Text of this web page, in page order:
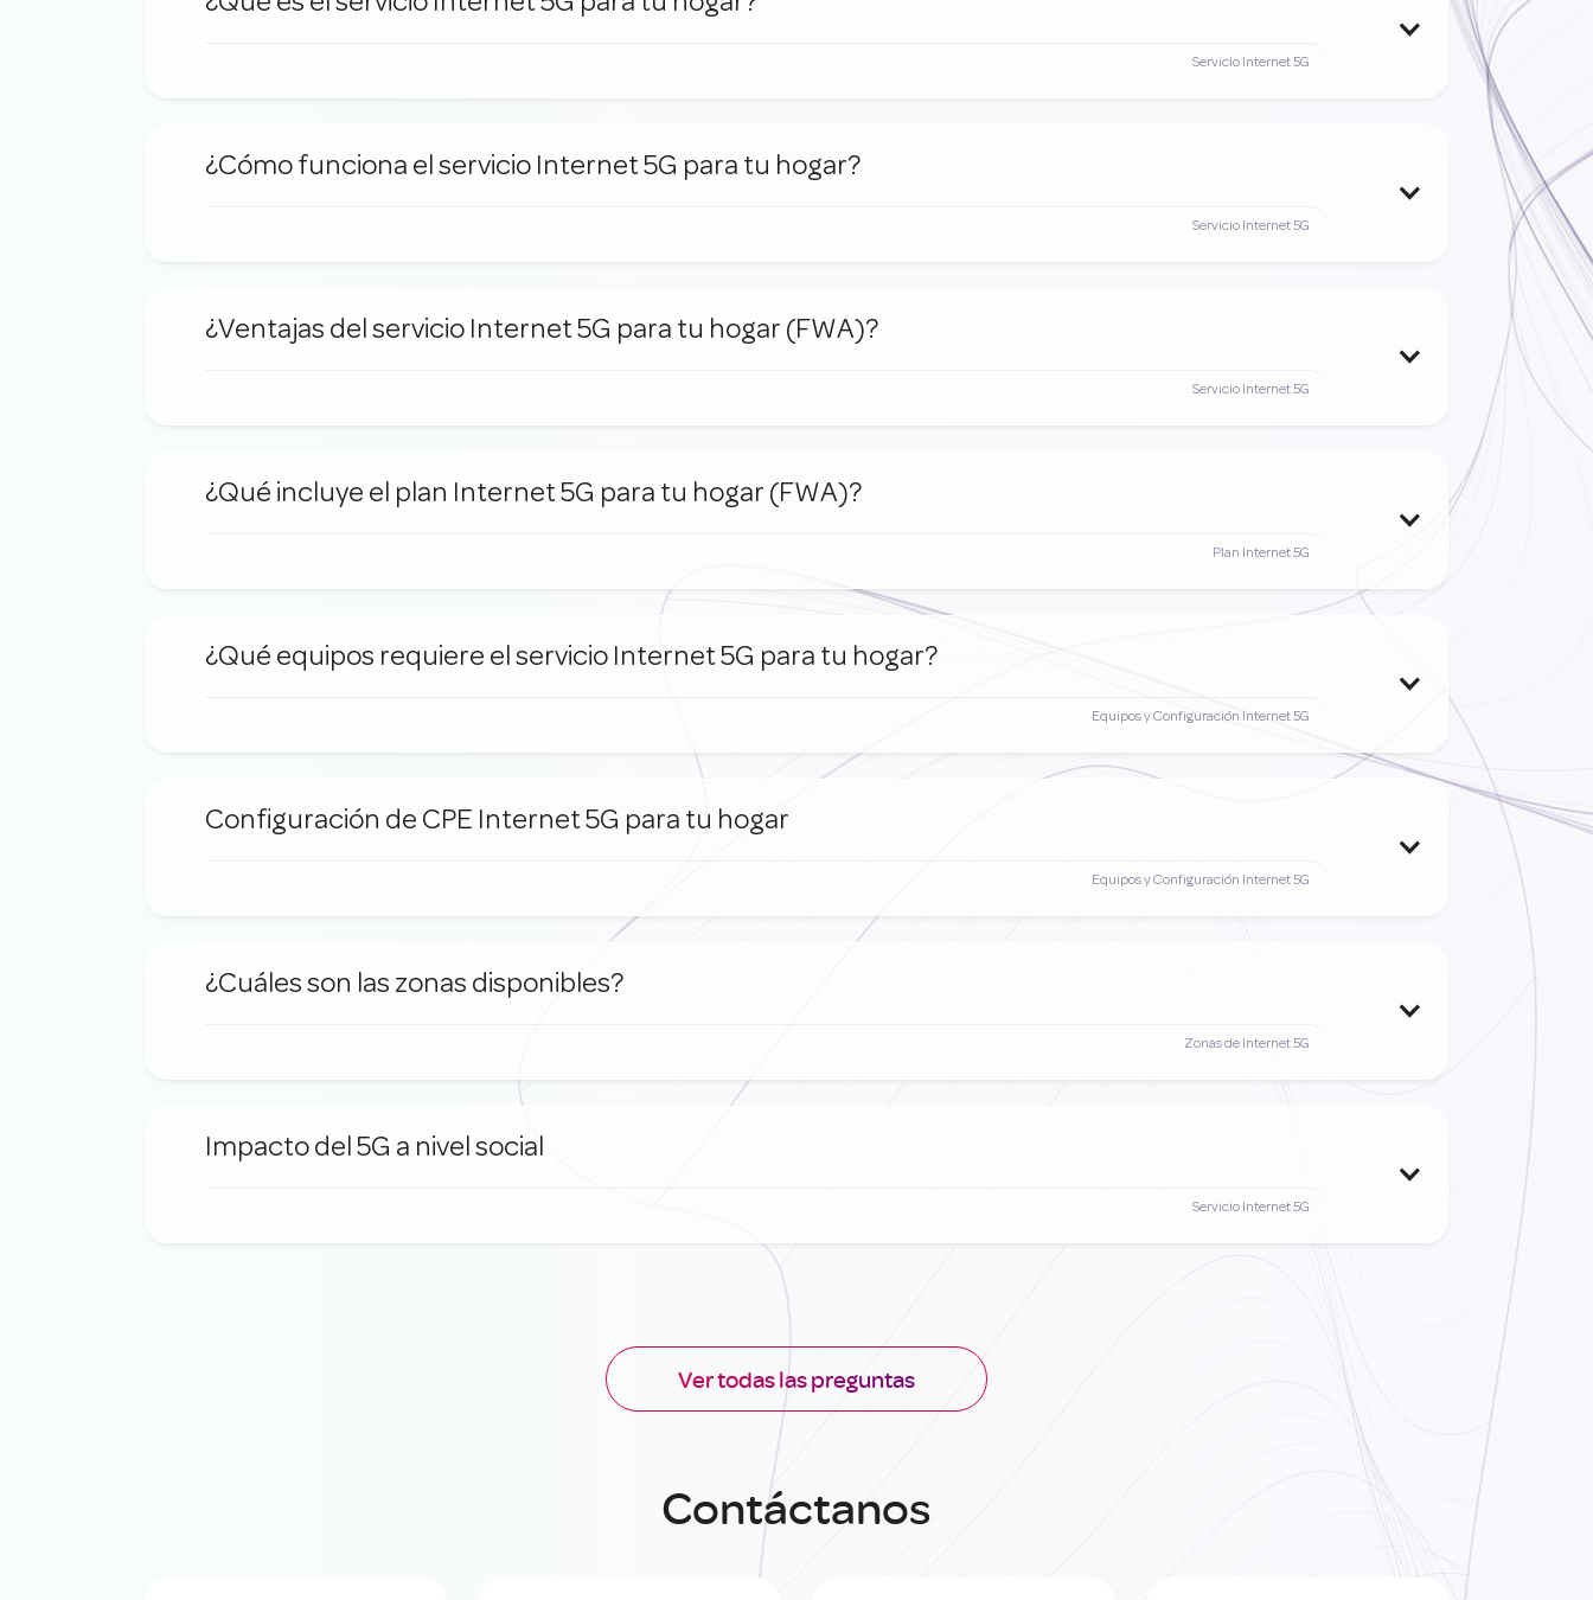
Servicio Internet 5G
¿Cómo funciona el servicio Internet 5G para tu hogar?
Servicio Internet 5G
¿Ventajas del servicio Internet 5G para tu hogar (FWA)?
Servicio Internet 5G
¿Qué incluye el plan Internet 5G para tu hogar (FWA)?
Plan Internet 5G
¿Qué equipos requiere el servicio Internet 5G para tu hogar?
Equipos y Configuración Internet 5G
Configuración de CPE Internet 5G para tu hogar
Equipos y Configuración Internet 5G
¿Cuáles son las zonas disponibles?
Zonas de Internet 5G
Impacto del 5G a nivel social
Servicio Internet 5G
Ver todas las preguntas
Contáctanos